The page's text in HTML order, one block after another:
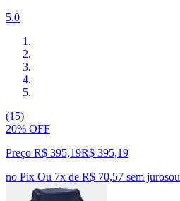
5.0
(15)
20% OFF
Preço R$ 395,19R$ 395,19
no Pix Ou 7x de R$ 70,57 sem jurosou